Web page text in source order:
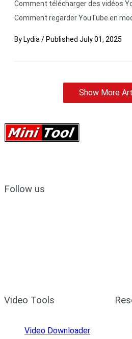
Comment télécharger des vidéos
Comment regarder YouTube en
By Lydia / Published July 01, 2025
Show More
Follow us
Video Tools
Video Downloader